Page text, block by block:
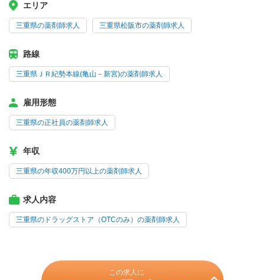
エリア
三重県の薬剤師求人 三重県松阪市の薬剤師求人
路線
三重県ＪＲ紀勢本線(亀山－新宮)の薬剤師求人
雇用形態
三重県の正社員の薬剤師求人
年収
三重県の年収400万円以上の薬剤師求人
求人内容
三重県のドラッグストア（OTCのみ）の薬剤師求人
この求人に